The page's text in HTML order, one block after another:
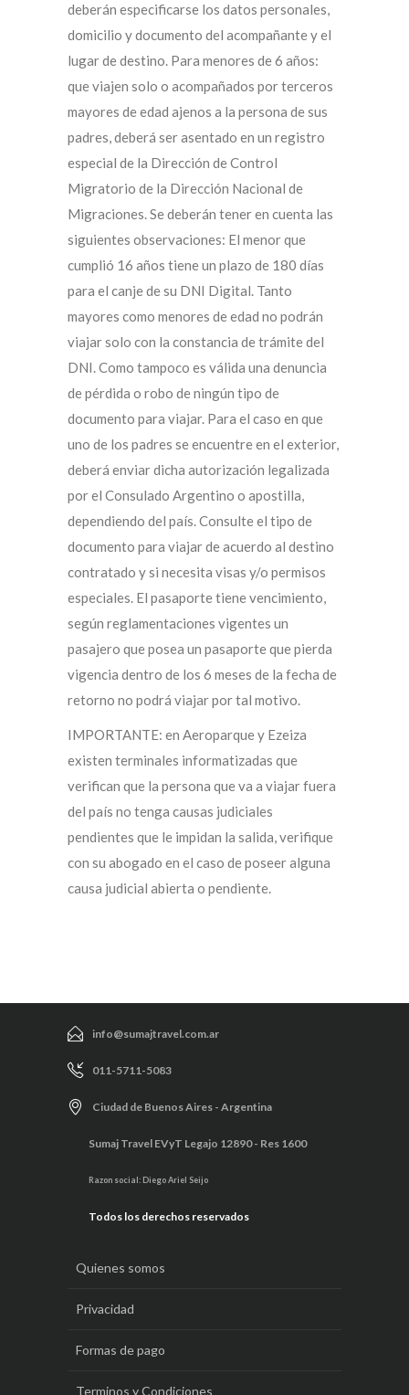
deberán especificarse los datos personales,
domicilio y documento del acompañante y el
lugar de destino. Para menores de 6 años:
que viajen solo o acompañados por terceros
mayores de edad ajenos a la persona de sus
padres, deberá ser asentado en un registro
especial de la Dirección de Control
Migratorio de la Dirección Nacional de
Migraciones. Se deberán tener en cuenta las
siguientes observaciones: El menor que
cumplió 16 años tiene un plazo de 180 días
para el canje de su DNI Digital. Tanto
mayores como menores de edad no podrán
viajar solo con la constancia de trámite del
DNI. Como tampoco es válida una denuncia
de pérdida o robo de ningún tipo de
documento para viajar. Para el caso en que
uno de los padres se encuentre en el exterior,
deberá enviar dicha autorización legalizada
por el Consulado Argentino o apostilla,
dependiendo del país. Consulte el tipo de
documento para viajar de acuerdo al destino
contratado y si necesita visas y/o permisos
especiales. El pasaporte tiene vencimiento,
según reglamentaciones vigentes un
pasajero que posea un pasaporte que pierda
vigencia dentro de los 6 meses de la fecha de
retorno no podrá viajar por tal motivo.
IMPORTANTE: en Aeroparque y Ezeiza
existen terminales informatizadas que
verifican que la persona que va a viajar fuera
del país no tenga causas judiciales
pendientes que le impidan la salida, verifique
con su abogado en el caso de poseer alguna
causa judicial abierta o pendiente.
info@sumajtravel.com.ar
011-5711-5083
Ciudad de Buenos Aires - Argentina
Sumaj Travel EVyT Legajo 12890 - Res 1600
Razon social: Diego Ariel Seijo
Todos los derechos reservados
Quienes somos
Privacidad
Formas de pago
Terminos y Condiciones